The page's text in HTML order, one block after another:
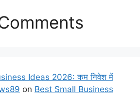
Ideas 2026: कम निवेश में
on Best Small Business